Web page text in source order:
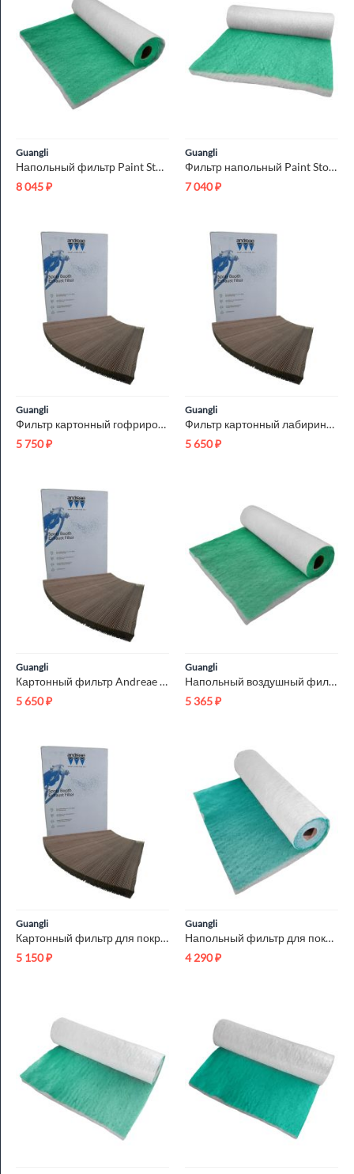
Guangli
Напольный фильтр Paint Stop G3 1.5x20м
8 045₽
Guangli
Фильтр напольный Paint Stop G3 0.75x35м
7 040₽
Guangli
Фильтр картонный гофрированный Andreae 101 1x10м
5 750₽
Guangli
Фильтр картонный лабиринтный Andreae 701 0.75x13.33м
5 650₽
Guangli
Картонный фильтр Andreae 901 0.9x11.11м
5 650₽
Guangli
Напольный воздушный фильтр Paint Stop G3 1x20м
5 365₽
Guangli
Картонный фильтр для покрасочной камеры Andreae 801 0.9x9.24м
5 150₽
Guangli
Напольный фильтр для покрасочной камеры Paint Stop G3 0.8x20м
4 290₽